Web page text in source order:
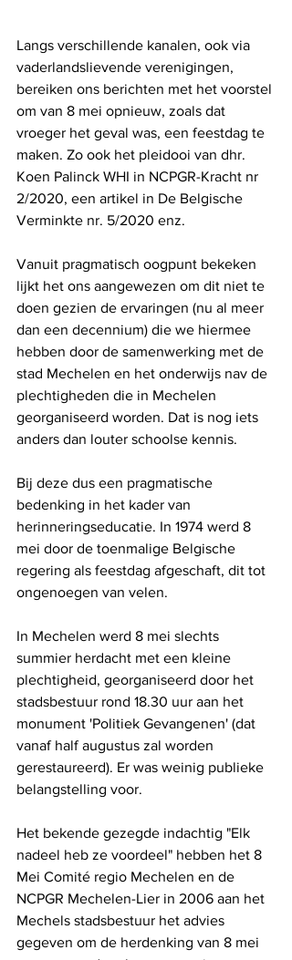
Langs verschillende kanalen, ook via
vaderlandslievende verenigingen,
bereiken ons berichten met het voorstel
om van 8 mei opnieuw, zoals dat
vroeger het geval was, een feestdag te
maken. Zo ook het pleidooi van dhr.
Koen Palinck WHI in NCPGR-Kracht nr
2/2020, een artikel in De Belgische
Verminkte nr. 5/2020 enz.
Vanuit pragmatisch oogpunt bekeken
lijkt het ons aangewezen om dit niet te
doen gezien de ervaringen (nu al meer
dan een decennium) die we hiermee
hebben door de samenwerking met de
stad Mechelen en het onderwijs nav de
plechtigheden die in Mechelen
georganiseerd worden. Dat is nog iets
anders dan louter schoolse kennis.
Bij deze dus een pragmatische
bedenking in het kader van
herinneringseducatie. In 1974 werd 8
mei door de toenmalige Belgische
regering als feestdag afgeschaft, dit tot
ongenoegen van velen.
In Mechelen werd 8 mei slechts
summier herdacht met een kleine
plechtigheid, georganiseerd door het
stadsbestuur rond 18.30 uur aan het
monument 'Politiek Gevangenen' (dat
vanaf half augustus zal worden
gerestaureerd). Er was weinig publieke
belangstelling voor.
Het bekende gezegde indachtig "Elk
nadeel heb ze voordeel" hebben het 8
Mei Comité regio Mechelen en de
NCPGR Mechelen-Lier in 2006 aan het
Mechels stadsbestuur het advies
gegeven om de herdenking van 8 mei